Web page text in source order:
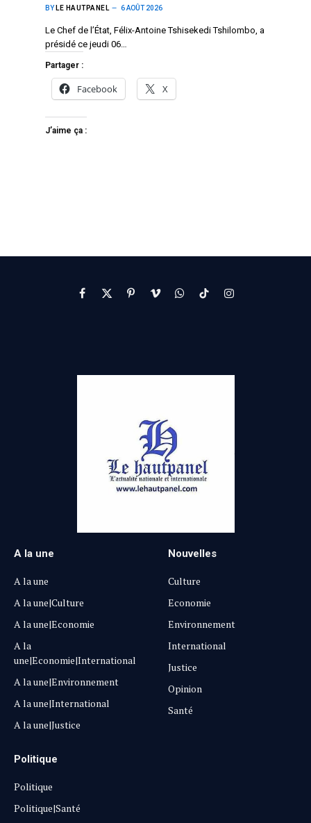
BY LE HAUTPANEL 6 AOÛT 2026
Le Chef de l’État, Félix-Antoine Tshisekedi Tshilombo, a
présidé ce jeudi 06…
Partager :
Facebook X
J’aime ça :
Facebook
X
PinterestVimeoWhatsApp
TikTokInstagram
A la une
A la une
A la une|Culture
A la une|Economie
A la
une|Economie|International
A la une|Environnement
A la une|International
A la une|Justice
Nouvelles
Culture
Economie
Environnement
International
Justice
Opinion
Santé
Politique
Politique
Politique|Santé